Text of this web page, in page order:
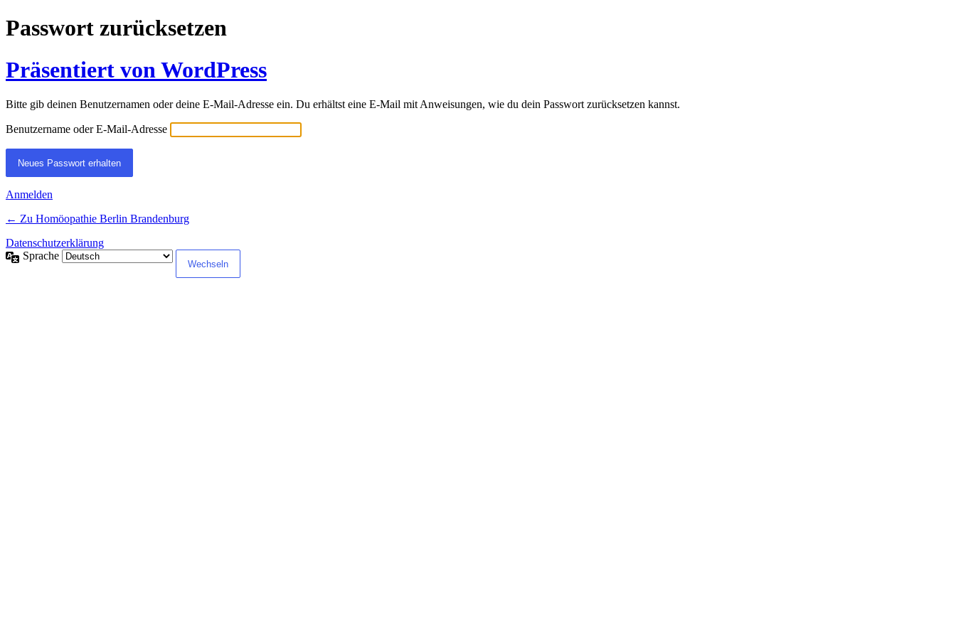
Passwort zurücksetzen
Präsentiert von WordPress
Bitte gib deinen Benutzernamen oder deine E-Mail-Adresse ein. Du erhältst eine E-Mail mit Anweisungen, wie du dein Passwort zurücksetzen kannst.
Benutzername oder E-Mail-Adresse
Anmelden
← Zu Homöopathie Berlin Brandenburg
Datenschutzerklärung
Sprache